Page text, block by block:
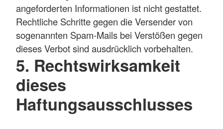
angeforderten Informationen ist nicht gestattet.
Rechtliche Schritte gegen die Versender von
sogenannten Spam-Mails bei Verstößen gegen
dieses Verbot sind ausdrücklich vorbehalten.
5. Rechtswirksamkeit
dieses
Haftungsausschlusses